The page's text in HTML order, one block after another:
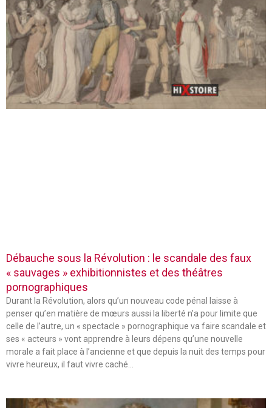
Débauche sous la Révolution : le scandale des faux
« sauvages » exhibitionnistes et des théâtres
pornographiques
Durant la Révolution, alors qu’un nouveau code pénal laisse à
penser qu’en matière de mœurs aussi la liberté n’a pour limite que
celle de l’autre, un « spectacle » pornographique va faire scandale et
ses « acteurs » vont apprendre à leurs dépens qu’une nouvelle
morale a fait place à l’ancienne et que depuis la nuit des temps pour
vivre heureux, il faut vivre caché…